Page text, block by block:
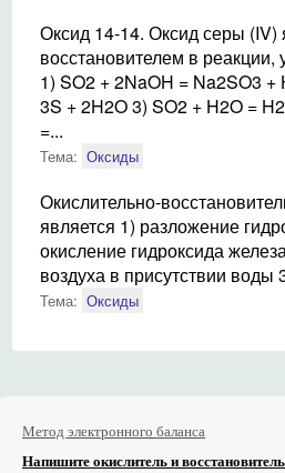
Оксид 14-14. Оксид серы (IV)
восстановителем в реакции,
1) SO2 + 2NaOH = Na2SO3 +
3S + 2H2O 3) SO2 + H2O =
=...
Тема: Оксиды
Окислительно-
является 1) разложение
окисление гидроксида
воздуха в присутствии воды
Тема: Оксиды
Метод электронного баланса
Напишите окислитель и восстановитель